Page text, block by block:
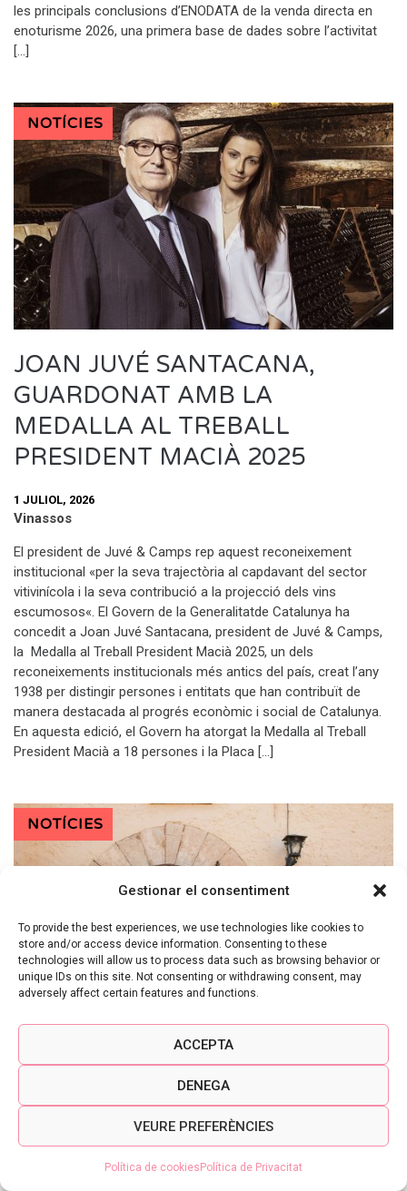
Gestionar el consentiment
To provide the best experiences, we use technologies like cookies to
store and/or access device information. Consenting to these
technologies will allow us to process data such as browsing behavior or
unique IDs on this site. Not consenting or withdrawing consent, may
adversely affect certain features and functions.
ACCEPTA
DENEGA
VEURE PREFERÈNCIES
Política de cookies Política de Privacitat
les principals conclusions d’ENODATA de la venda directa en
enoturisme 2026, una primera base de dades sobre l’activitat
[…]
NOTÍCIES
JOAN JUVÉ SANTACANA,
GUARDONAT AMB LA
MEDALLA AL TREBALL
PRESIDENT MACIÀ 2025
1 JULIOL, 2026
Vinassos
El president de Juvé & Camps rep aquest reconeixement
institucional «per la seva trajectòria al capdavant del sector
vitivinícola i la seva contribució a la projecció dels vins
escumosos«. El Govern de la Generalitatde Catalunya ha
concedit a Joan Juvé Santacana, president de Juvé & Camps,
la Medalla al Treball President Macià 2025, un dels
reconeixements institucionals més antics del país, creat l’any
1938 per distingir persones i entitats que han contribuït de
manera destacada al progrés econòmic i social de Catalunya.
En aquesta edició, el Govern ha atorgat la Medalla al Treball
President Macià a 18 persones i la Placa […]
NOTÍCIES
LA MARCA CORPINNAT SUMA
JA 23 CELLERS AMB LA
INCORPORACIÓ DE MAS